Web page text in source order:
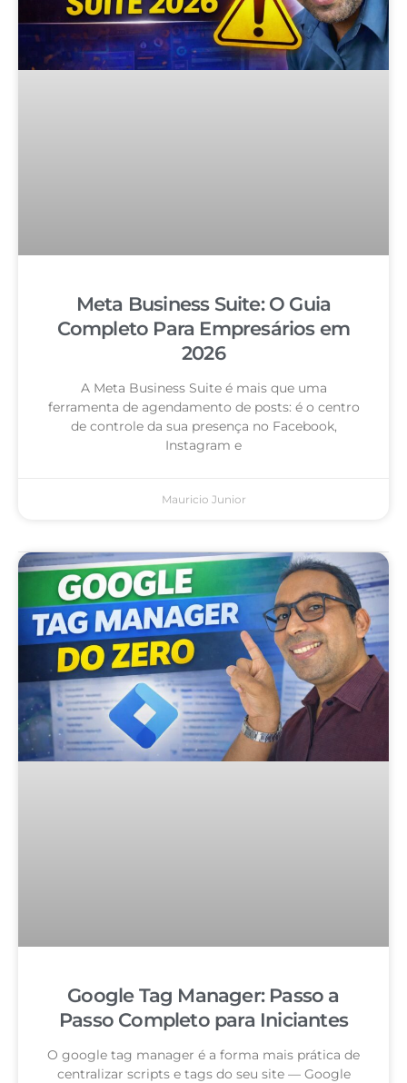
Meta Business Suite: O Guia
Completo Para Empresários em
2026
A Meta Business Suite é mais que uma
ferramenta de agendamento de posts: é o centro
de controle da sua presença no Facebook,
Instagram e
Mauricio Junior
Google Tag Manager: Passo a
Passo Completo para Iniciantes
O google tag manager é a forma mais prática de
centralizar scripts e tags do seu site — Google